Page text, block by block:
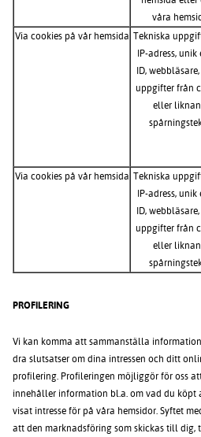
våra
Via cookies på vår hemsida Tekniska
IP-adress, unik
ID,
uppgifter från
eller
Via cookies på vår hemsida Tekniska
IP-adress, unik
ID,
uppgifter från
eller
PROFILERING
Vi kan komma att sammanställa
dra slutsatser om dina intressen och ditt
profilering. Profileringen möjliggör för oss
innehåller information bl.a. om vad du köpt
visat intresse för på våra hemsidor. Syftet
att den marknadsföring som skickas till dig,